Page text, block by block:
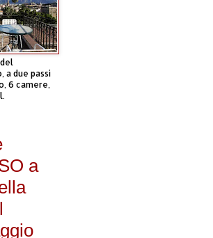
a due passi
6 camere,
a